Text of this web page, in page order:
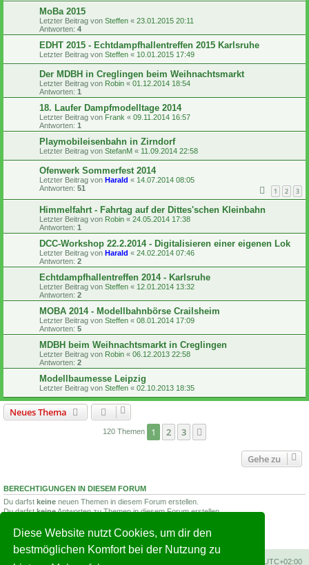
Diese Website nutzt Cookies, um dir den
bestmöglichen Komfort bei der Nutzung zu
MoBa 2015
Letzter Beitrag von Steffen « 23.01.2015 20:11
Antworten: 4
EDHT 2015 - Echtdampfhallentreffen 2015 Karlsruhe
Letzter Beitrag von Steffen « 10.01.2015 17:49
Der MDBH in Creglingen beim Weihnachtsmarkt
Letzter Beitrag von Robin « 01.12.2014 18:54
Antworten: 1
18. Laufer Dampfmodelltage 2014
Letzter Beitrag von Frank « 09.11.2014 16:57
Antworten: 1
Playmobileisenbahn in Zirndorf
Letzter Beitrag von StefanM « 11.09.2014 22:58
Ofenwerk Sommerfest 2014
Letzter Beitrag von Harald « 14.07.2014 08:05
Antworten: 51 1 2 3
Himmelfahrt - Fahrtag auf der Dittes'schen Kleinbahn
Letzter Beitrag von Robin « 24.05.2014 17:38
Antworten: 1
DCC-Workshop 22.2.2014 - Digitalisieren einer eigenen Lok
Letzter Beitrag von Harald « 24.02.2014 07:46
Antworten: 2
Echtdampfhallentreffen 2014 - Karlsruhe
Letzter Beitrag von Steffen « 12.01.2014 13:32
Antworten: 2
MOBA 2014 - Modellbahnbörse Crailsheim
Letzter Beitrag von Steffen « 08.01.2014 17:09
Antworten: 5
MDBH beim Weihnachtsmarkt in Creglingen
Letzter Beitrag von Robin « 06.12.2013 22:58
Antworten: 2
Modellbaumesse Leipzig
Letzter Beitrag von Steffen « 02.10.2013 18:35
Neues Thema
120 Themen 1 2 3
Gehe zu
BERECHTIGUNGEN IN DIESEM FORUM
Du darfst keine neuen Themen in diesem Forum erstellen.
Du darfstkeineAntworten zu Themen in diesem Forum erstellen.
Du darfst deine Beiträge in diesem Forumnicht löschen.
Dateianhänge in diesem Forum erstellen.
UTC+02:00